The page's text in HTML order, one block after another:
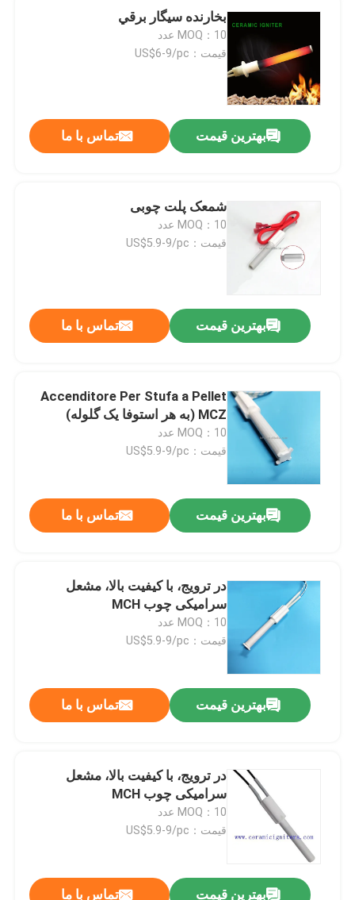
محصولات
نمایش واقعیت مجازی
تور کارخانه
با ما تماس بگیرید
اخبار
درخواست نقل قول
بخارنده سيگار برقي
MOQ：10 عدد
قیمت：US$6-9/pc
بهترین قیمت تماس با ما
شمعک پلت چوبی
MOQ：10 عدد
قیمت：US$5.9-9/pc
بهترین قیمت تماس با ما
Accenditore Per Stufa a Pellet
MCZ (به هر استوفا یک گلوله)
MOQ：10 عدد
قیمت：US$5.9-9/pc
بهترین قیمت تماس با ما
در ترویج، با کیفیت بالا، مشعل
سرامیکی چوب MCH
MOQ：10 عدد
قیمت：US$5.9-9/pc
بهترین قیمت تماس با ما
در ترویج، با کیفیت بالا، مشعل
سرامیکی چوب MCH
MOQ：10 عدد
قیمت：US$5.9-9/pc
بهترین قیمت تماس با ما